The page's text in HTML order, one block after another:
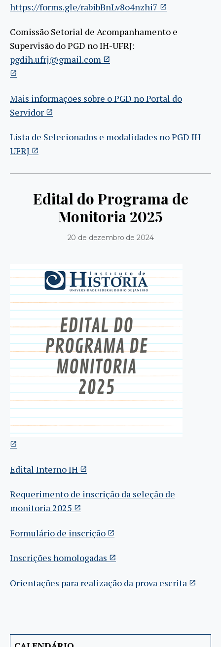
https://forms.gle/rabibBnLv8o4nzhi7
Comissão Setorial de Acompanhamento e
Supervisão do PGD no IH-UFRJ:
pgdih.ufrj@gmail.com
Mais informações sobre o PGD no Portal do
Servidor
Lista de Selecionados e modalidades no PGD IH
UFRJ
Edital do Programa de
Monitoria 2025
20 de dezembro de 2024
Edital Interno IH
Requerimento de inscrição da seleção de
monitoria 2025
Formulário de inscrição
Inscrições homologadas
Orientações para realização da prova escrita